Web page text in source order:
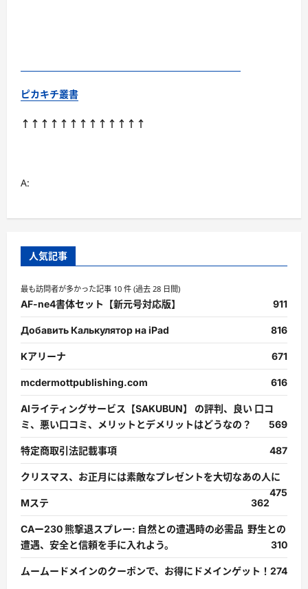
ピカキチ叢書
↑↑↑↑↑↑↑↑↑↑↑↑↑
A:
人気記事
最も訪問者が多かった記事 10 件 (過去 28 日間)
AF-ne4書体セット【新元号対応版】 911
Добавить Калькулятор на iPad 816
Kアリーナ 671
mcdermottpublishing.com 616
AIライティングサービス【SAKUBUN】 の評判、良い 口コ
ミ、悪い口コミ、メリットとデメリットはどうなの？
569
特定商取引法記載事項 487
クリスマス、お正月には素敵なプレゼントを大切なあの人に
475
Mステ
362
CAー230 熊撃退スプレー: 自然との遭遇時の必需品 野生との
遭遇、安全と信頼を手に入れよう。
310
ムームードメインのクーポンで、お得にドメインゲット！ 274